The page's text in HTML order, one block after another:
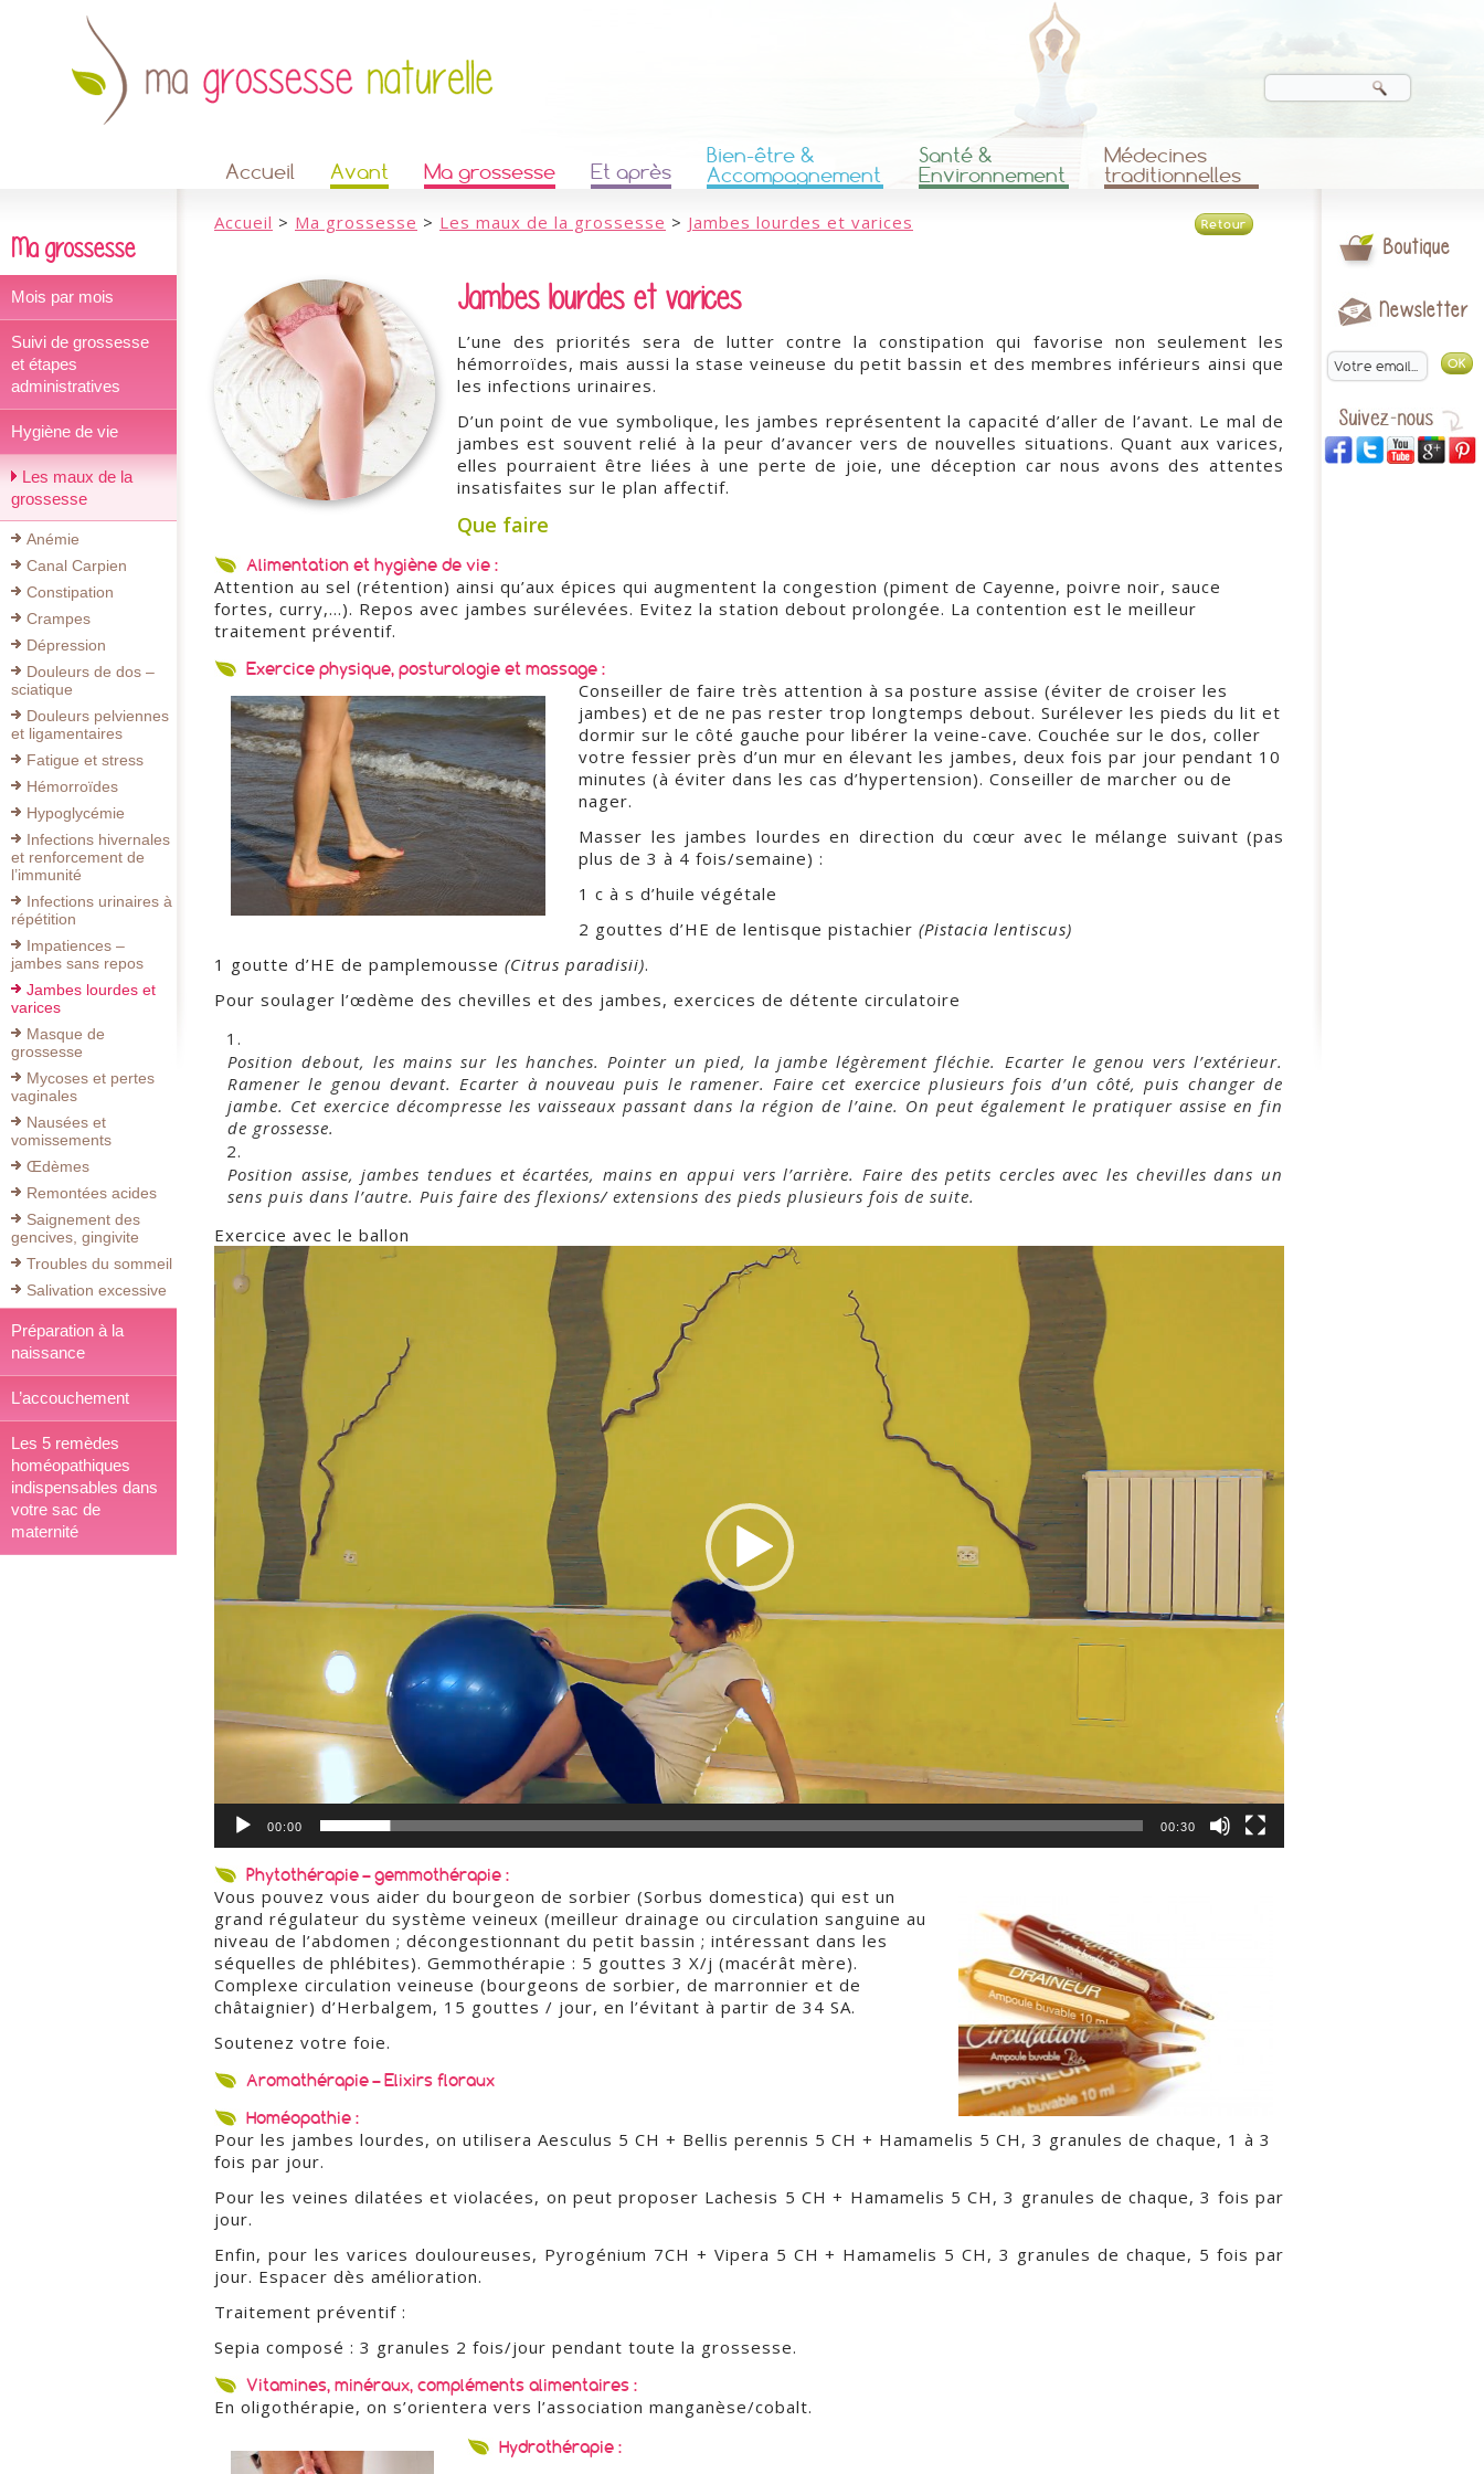
Accueil Avant Ma grossesse Et après
Bien-être &
Accompagnement
Santé &
Environnement
Médecines
traditionnelles
Ma grossesse
Mois par mois
Suivi de grossesse
et étapes
administratives
Hygiène de vie
Les maux de la
grossesse
Anémie
Canal Carpien
Constipation
Crampes
Dépression
Douleurs de dos –
sciatique
Douleurs pelviennes
et ligamentaires
Fatigue et stress
Hémorroïdes
Hypoglycémie
Infections hivernales
et renforcement de
l’immunité
Infections urinaires à
répétition
Impatiences –
jambes sans repos
Jambes lourdes et
varices
Masque de
grossesse
Mycoses et pertes
vaginales
Nausées et
vomissements
Œdèmes
Remontées acides
Saignement des
gencives, gingivite
Troubles du sommeil
Salivation excessive
Préparation à la
naissance
L’accouchement
Les 5 remèdes
homéopathiques
indispensables dans
votre sac de
maternité
Accueil > Ma grossesse > Les maux de la grossesse > Jambes lourdes et varices Retour
Jambes lourdes et varices
L’une des priorités sera de lutter contre la constipation qui favorise non seulement les
hémorroïdes, mais aussi la stase veineuse du petit bassin et des membres inférieurs ainsi que
les infections urinaires.
D’un point de vue symbolique, les jambes représentent la capacité d’aller de l’avant. Le mal de
jambes est souvent relié à la peur d’avancer vers de nouvelles situations. Quant aux varices,
elles pourraient être liées à une perte de joie, une déception car nous avons des attentes
insatisfaites sur le plan affectif.
Que faire
Alimentation et hygiène de vie :
Attention au sel (rétention) ainsi qu’aux épices qui augmentent la congestion (piment de Cayenne, poivre noir, sauce
fortes, curry,…). Repos avec jambes surélevées. Evitez la station debout prolongée. La contention est le meilleur
traitement préventif.
Exercice physique, posturologie et massage :
Conseiller de faire très attention à sa posture assise (éviter de croiser les
jambes) et de ne pas rester trop longtemps debout. Surélever les pieds du lit et
dormir sur le côté gauche pour libérer la veine-cave. Couchée sur le dos, coller
votre fessier près d’un mur en élevant les jambes, deux fois par jour pendant 10
minutes (à éviter dans les cas d’hypertension). Conseiller de marcher ou de
nager.
Masser les jambes lourdes en direction du cœur avec le mélange suivant (pas
plus de 3 à 4 fois/semaine) :
1 c à s d’huile végétale
2 gouttes d’HE de lentisque pistachier (Pistacia lentiscus)
1 goutte d’HE de pamplemousse (Citrus paradisii).
Pour soulager l’œdème des chevilles et des jambes, exercices de détente circulatoire
Position debout, les mains sur les hanches. Pointer un pied, la jambe légèrement fléchie. Ecarter le genou vers l’extérieur.
Ramener le genou devant. Ecarter à nouveau puis le ramener. Faire cet exercice plusieurs fois d’un côté, puis changer de
jambe. Cet exercice décompresse les vaisseaux passant dans la région de l’aine. On peut également le pratiquer assise en fin
de grossesse.
Position assise, jambes tendues et écartées, mains en appui vers l’arrière. Faire des petits cercles avec les chevilles dans un
sens puis dans l’autre. Puis faire des flexions/ extensions des pieds plusieurs fois de suite.
Exercice avec le ballon
Lecteur
vidéo
00:00 00:30
Phytothérapie – gemmothérapie :
Vous pouvez vous aider du bourgeon de sorbier (Sorbus domestica) qui est un
grand régulateur du système veineux (meilleur drainage ou circulation sanguine au
niveau de l’abdomen ; décongestionnant du petit bassin ; intéressant dans les
séquelles de phlébites). Gemmothérapie : 5 gouttes 3 X/j (macérât mère).
Complexe circulation veineuse (bourgeons de sorbier, de marronnier et de
châtaignier) d’Herbalgem, 15 gouttes / jour, en l’évitant à partir de 34 SA.
Soutenez votre foie.
Aromathérapie – Elixirs floraux
Homéopathie :
Pour les jambes lourdes, on utilisera Aesculus 5 CH + Bellis perennis 5 CH + Hamamelis 5 CH, 3 granules de chaque, 1 à 3
fois par jour.
Pour les veines dilatées et violacées, on peut proposer Lachesis 5 CH + Hamamelis 5 CH, 3 granules de chaque, 3 fois par
jour.
Enfin, pour les varices douloureuses, Pyrogénium 7CH + Vipera 5 CH + Hamamelis 5 CH, 3 granules de chaque, 5 fois par
jour. Espacer dès amélioration.
Traitement préventif :
Sepia composé : 3 granules 2 fois/jour pendant toute la grossesse.
Vitamines, minéraux, compléments alimentaires :
En oligothérapie, on s’orientera vers l’association manganèse/cobalt.
Hydrothérapie :
Boutique
Newsletter